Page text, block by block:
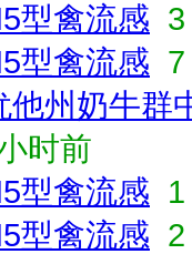
型禽流感
型禽流感
州奶牛群
时前
型禽流感
型禽流感